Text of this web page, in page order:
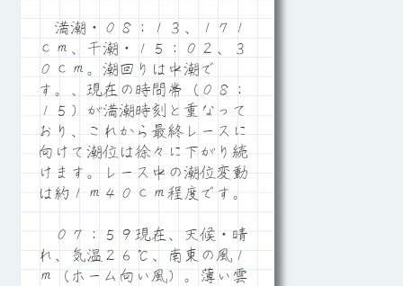
満潮・０８：１３、１７１
ｃｍ、干潮・１５：０２、３
０ｃｍ。潮回りは中潮で
す。、現在の時間帯（０８：
１５）が満潮時刻と重なって
おり、これから最終レースに
向けて潮位は徐々に下がり続
けます。レース中の潮位変動
は約１ｍ４０ｃｍ程度です。
０７：５９現在、天候・晴
れ、気温２６℃、南東の風１
ｍ（ホーム向い風）。薄い雲